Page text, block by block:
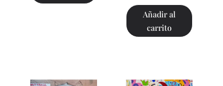
Añadir al
carrito